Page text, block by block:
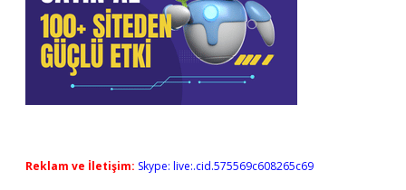
Reklam ve İletişim: Skype: live:.cid.575569c608265c69